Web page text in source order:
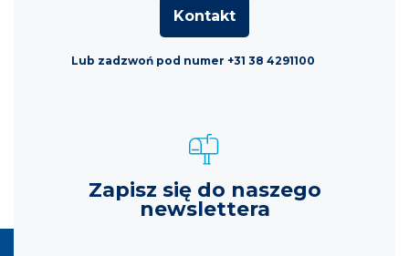
Kontakt
Lub zadzwoń pod numer +31 38 4291100
Zapisz się do naszego
newslettera